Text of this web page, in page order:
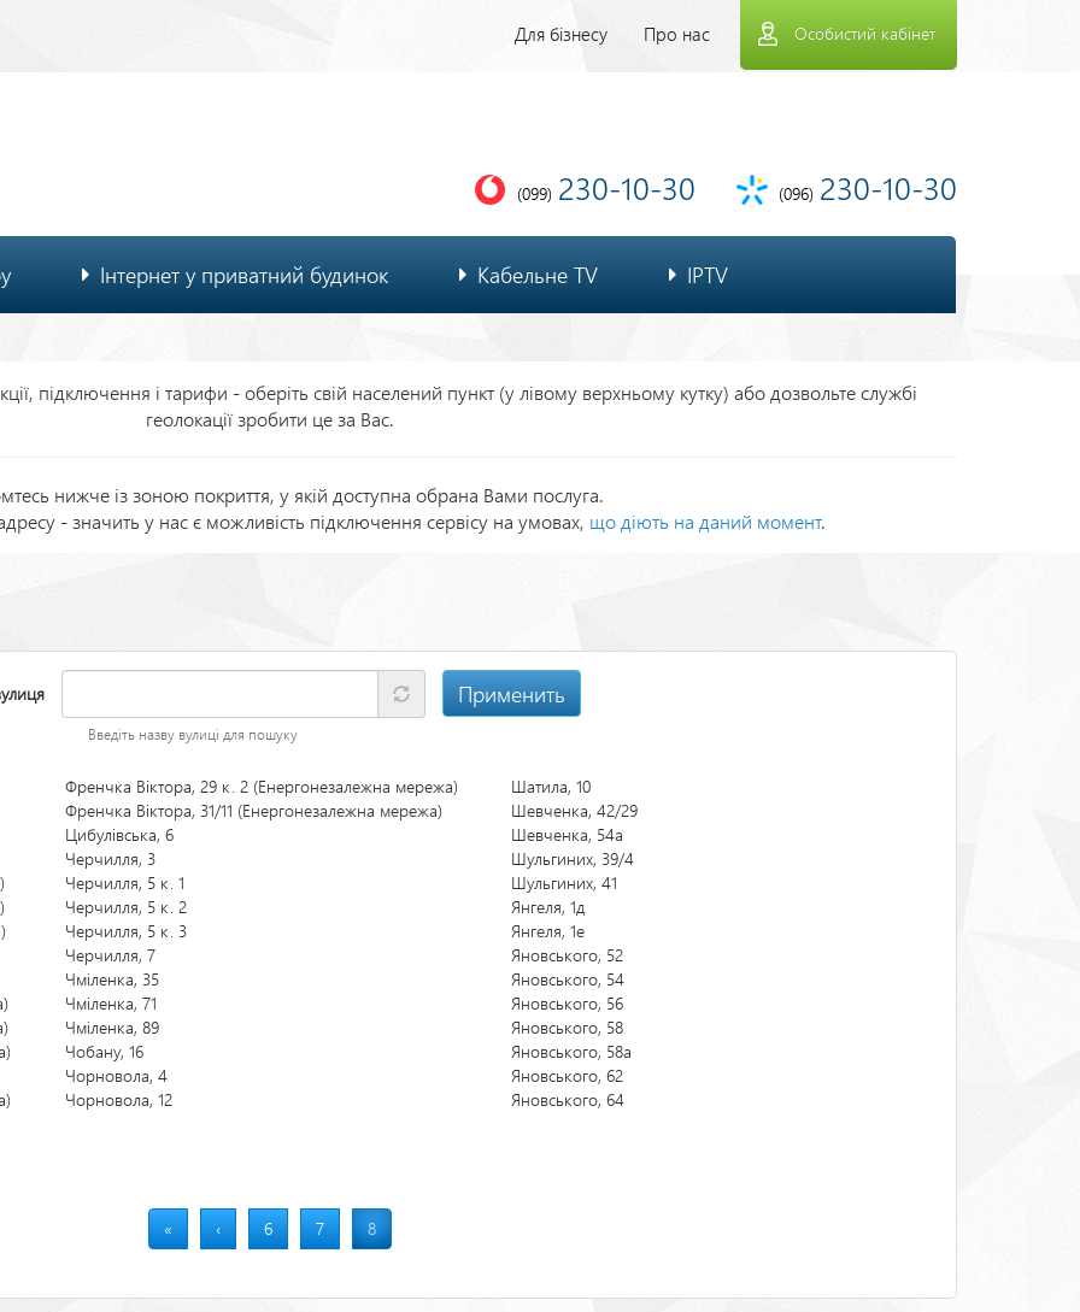
Особистий кабінет
Верхнее
Для бізнесу Про нас
(099) 230-10-30 (096) 230-10-30
Інтернет у приватний будинок Кабельне TV IPTV
підключення і тарифи - оберіть свій населений пункт (у лівому верхньому кутку) або дозвольте службі
геолокації зробити це за Вас.
нижче із зоною покриття, у якій доступна обрана Вами послуга.
- значить у нас є можливість підключення сервісу на умовах, що діють на даний момент.
Введіть назву вулиці для пошуку
Применить
Френчка Віктора, 29 к. 2 (Енергонезалежна мережа)
Френчка Віктора, 31/11 (Енергонезалежна мережа)
Цибулівська, 6
Черчилля, 3
Черчилля, 5 к. 1
Черчилля, 5 к. 2
Черчилля, 5 к. 3
Черчилля, 7
Чміленка, 35
Чміленка, 71
Чміленка, 89
Чобану, 16
Чорновола, 4
Чорновола, 12
Шатила, 10
Шевченка, 42/29
Шевченка, 54а
Шульгиних, 39/4
Шульгиних, 41
Янгеля, 1д
Янгеля, 1е
Яновського, 52
Яновського, 54
Яновського, 56
Яновського, 58
Яновського, 58а
Яновського, 62
Яновського, 64
Перша
сторінка
«
Попередня
сторінка
‹ Страница
6 Страница
7
Поточна
сторінка
8